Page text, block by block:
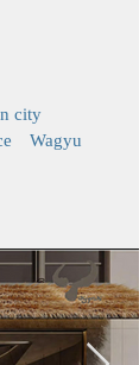
city
Wagyu